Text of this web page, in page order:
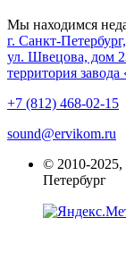
Мы находимся
г. Санкт-Петербург,
ул. Швецова, дом
территория
+7 (812) 468-02-15
sound@ervikom.ru
© 2010-
Петербург